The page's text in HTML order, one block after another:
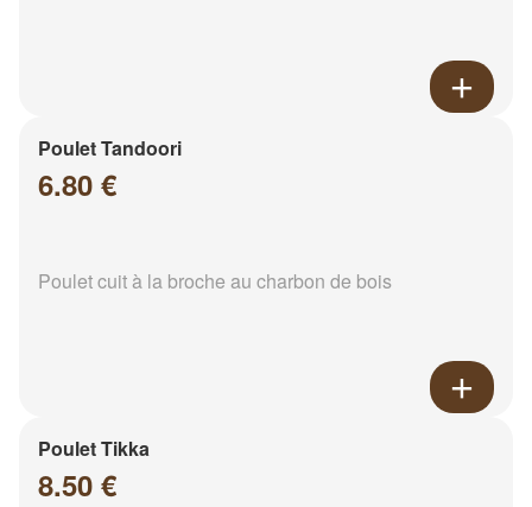
Poulet Tandoori
6.80 €
Poulet cuit à la broche au charbon de bois
Poulet Tikka
8.50 €